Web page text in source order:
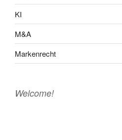
KI
M&A
Markenrecht
Welcome!